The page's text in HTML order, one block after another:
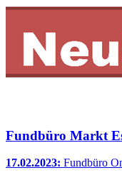
Fundbüro Markt
17.02.2023: Fundbüro